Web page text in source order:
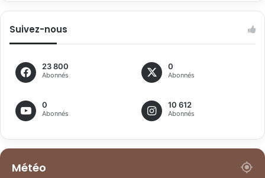
Suivez-nous
23 800
Abonnés
0
Abonnés
0
Abonnés
10 612
Abonnés
Météo